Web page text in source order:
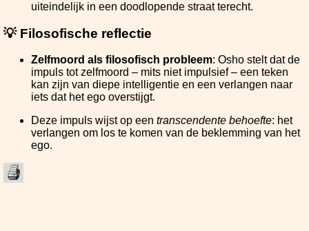
uiteindelijk in een doodlopende straat terecht.
💡 Filosofische reflectie
Zelfmoord als filosofisch probleem: Osho stelt dat de
impuls tot zelfmoord – mits niet impulsief – een teken
kan zijn van diepe intelligentie en een verlangen naar
iets dat het ego overstijgt.
Deze impuls wijst op een transcendente behoefte: het
verlangen om los te komen van de beklemming van het
ego.